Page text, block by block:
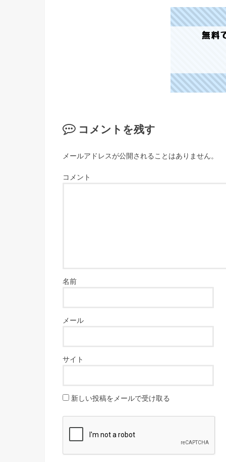
コメントを残す
メールアドレスが公開されることはありません。
コメント
名前
メール
サイト
新しい投稿をメールで受け取る